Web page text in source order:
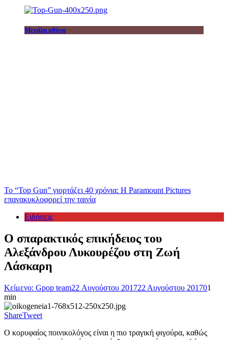
Μεγάλη οθόνη
Το “Top Gun” γιορτάζει 40 χρόνια: Η Paramount Pictures
επανακυκλοφορεί την ταινία
Ειδήσεις
Ο σπαρακτικός επικήδειος του
Αλεξάνδρου Λυκουρέζου στη Ζωή
Λάσκαρη
Κείμενο: Gpop team22 Αυγούστου 201722 Αυγούστου 201701
min
ShareTweet
Ο κορυφαίος ποινικολόγος είναι η πιο τραγική φιγούρα, καθώς